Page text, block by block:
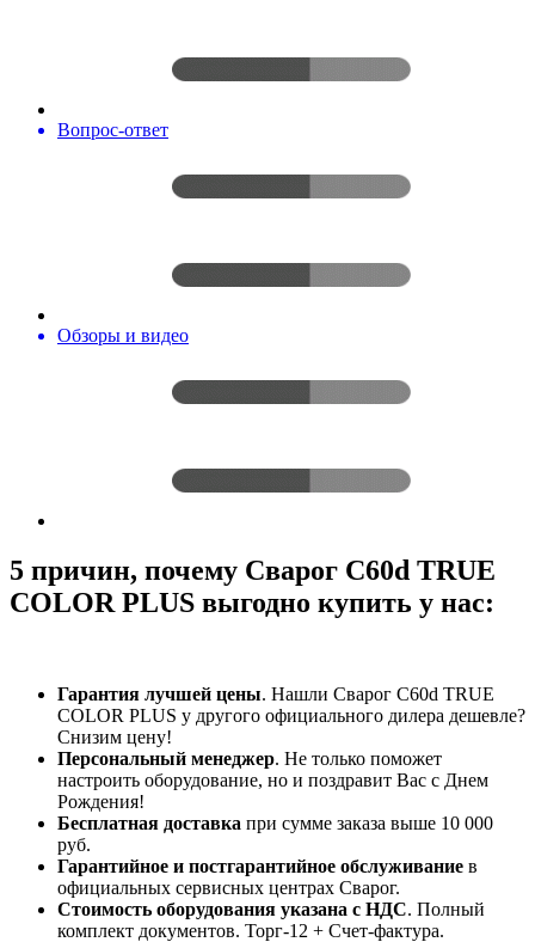
Вопрос-ответ
Обзоры и видео
5 причин, почему Сварог C60d TRUE
COLOR PLUS выгодно купить у нас:
Гарантия лучшей цены. Нашли Сварог C60d TRUE
COLOR PLUS у другого официального дилера дешевле?
Снизим цену!
Персональный менеджер. Не только поможет
настроить оборудование, но и поздравит Вас с Днем
Рождения!
Бесплатная доставка при сумме заказа выше 10 000
руб.
Гарантийное и постгарантийное обслуживание в
официальных сервисных центрах Сварог.
Стоимость оборудования указана с НДС. Полный
комплект документов. Торг-12 + Счет-фактура.​